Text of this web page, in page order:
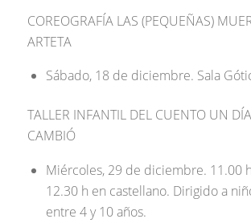
COREOGRAFÍA LAS (PEQUEÑAS)
ARTETA
Sábado, 18 de diciembre. Sala
TALLER INFANTIL DEL CUENTO UN
CAMBIÓ
Miércoles, 29 de diciembre. 11.00
12.30 h en castellano. Dirigido a
entre 4 y 10 años.